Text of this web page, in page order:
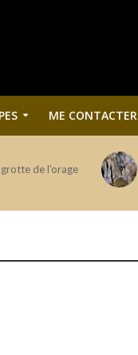
ME CONTACTER
grotte de l’orage